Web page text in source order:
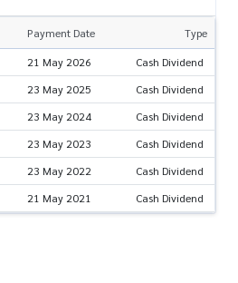
Payment Date
Type
21 May 2026
Cash Dividend
23 May 2025
Cash Dividend
23 May 2024
Cash Dividend
23 May 2023
Cash Dividend
23 May 2022
Cash Dividend
21 May 2021 Cash Dividend